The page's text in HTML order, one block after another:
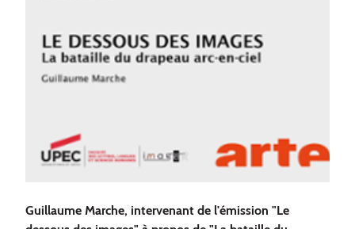
Guillaume Marche, intervenant de l'émission "Le